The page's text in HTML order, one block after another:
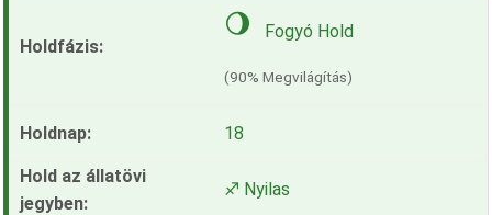
🌖 Fogyó Hold
(90% Megvilágítás)
18
♐ Nyilas